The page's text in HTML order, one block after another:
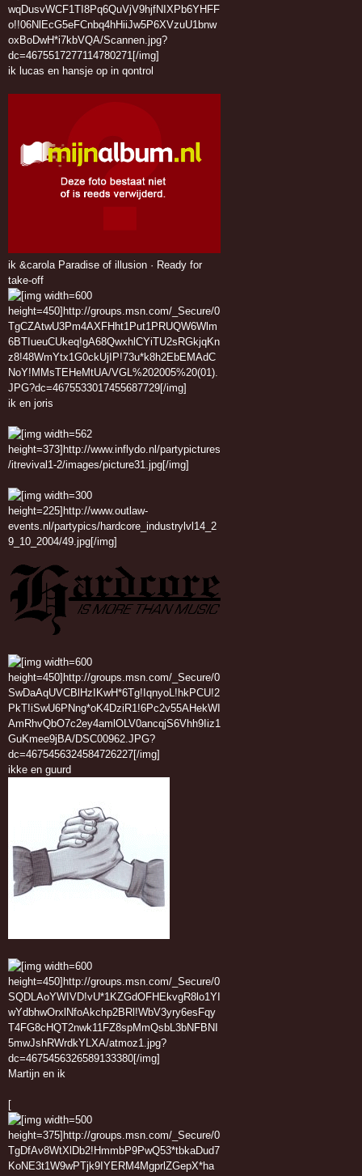
ik lucas en hansje op in qontrol
ik &carola Paradise of illusion · Ready for
take-off
ik en joris
ikke en guurd
Martijn en ik
[